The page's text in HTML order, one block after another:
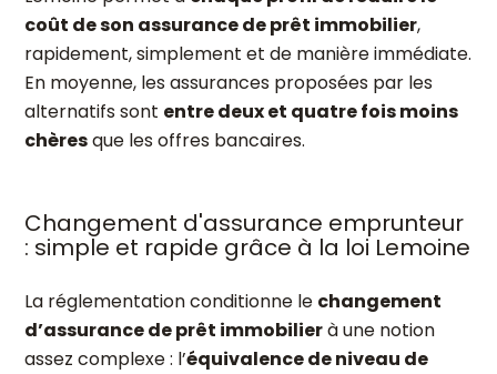
coût de son assurance de prêt immobilier,
rapidement, simplement et de manière immédiate.
En moyenne, les assurances proposées par les
alternatifs sont entre deux et quatre fois moins
chèresque les offres bancaires.
Changement d'assurance emprunteur
: simple et rapide grâce à la loi Lemoine
La réglementation conditionne le changement
d’assurance de prêt immobilierà une notion
assez complexe : l’équivalence de niveau de